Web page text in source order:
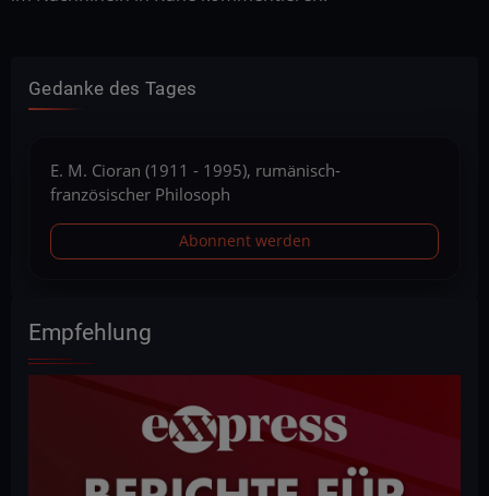
Gedanke des Tages
E. M. Cioran (1911 - 1995), rumänisch-
französischer Philosoph
Abonnent werden
Empfehlung